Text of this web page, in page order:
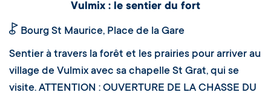
Vulmix : le sentier du fort
Bourg St Maurice, Place de la Gare
Sentier à travers la forêt et les prairies pour arriver au
village de Vulmix avec sa chapelle St Grat, qui se
visite. ATTENTION : OUVERTURE DE LA CHASSE DU